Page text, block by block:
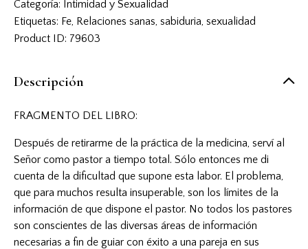
Categoría: Intimidad y Sexualidad
Etiquetas: Fe, Relaciones sanas, sabiduria, sexualidad
Product ID: 79603
Descripción
FRAGMENTO DEL LIBRO:
Después de retirarme de la práctica de la medicina, serví al
Señor como pastor a tiempo total. Sólo entonces me di
cuenta de la dificultad que supone esta labor. El problema,
que para muchos resulta insuperable, son los límites de la
información de que dispone el pastor. No todos los pastores
son conscientes de las diversas áreas de información
necesarias a fin de guiar con éxito a una pareja en sus